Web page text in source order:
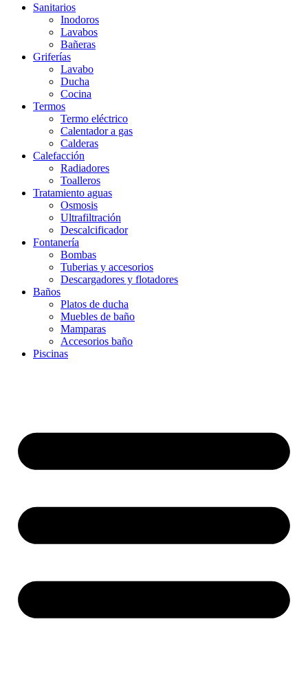
Sanitarios
Inodoros
Lavabos
Bañeras
Griferías
Lavabo
Ducha
Cocina
Termos
Termo eléctrico
Calentador a gas
Calderas
Calefacción
Radiadores
Toalleros
Tratamiento aguas
Osmosis
Ultrafiltración
Descalcificador
Fontanería
Bombas
Tuberias y accesorios
Descargadores y flotadores
Baños
Platos de ducha
Muebles de baño
Mamparas
Accesorios baño
Piscinas